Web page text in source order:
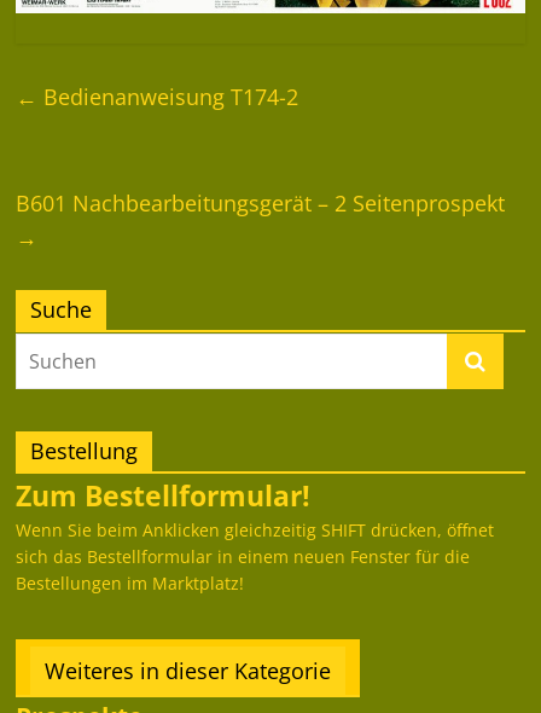
← Bedienanweisung T174-2
B601 Nachbearbeitungsgerät – 2 Seitenprospekt
→
Suche
Bestellung
Zum Bestellformular!
Wenn Sie beim Anklicken gleichzeitig SHIFT drücken, öffnet
sich das Bestellformular in einem neuen Fenster für die
Bestellungen im Marktplatz!
Weiteres in dieser Kategorie